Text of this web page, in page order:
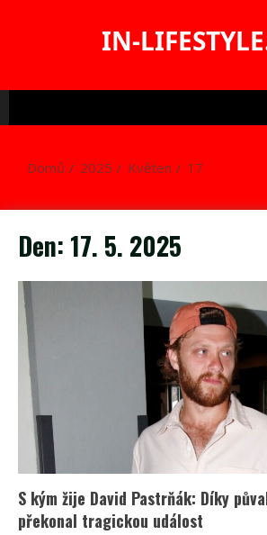
IN-
Domů 2025 Květen 17
Den: 17. 5. 2025
S kým žije David Pastrňák: Díky
překonal tragickou událost